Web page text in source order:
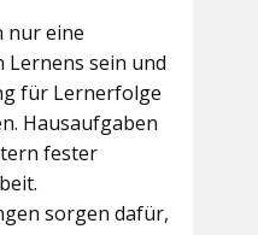
nur eine
Lernens sein und
für Lernerfolge
Hausaufgaben
fester
sorgen dafür,